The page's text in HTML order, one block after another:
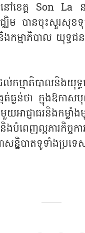
ៅខេត្ត Son La
ជ្ឈិម បានចុះសួរ
ភិបាល យុទ្ធជននៅ
ម្មាភិបាលនិងយុទ្
ថា ក្នុងឱកាសបុ
អាជ្ញាធរនិងកម្ល
ពេញល្អភារកិច្ចក
ាសន្និបាតទូទាំង